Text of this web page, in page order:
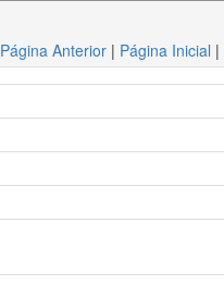
Página Anterior | Página Inicial |